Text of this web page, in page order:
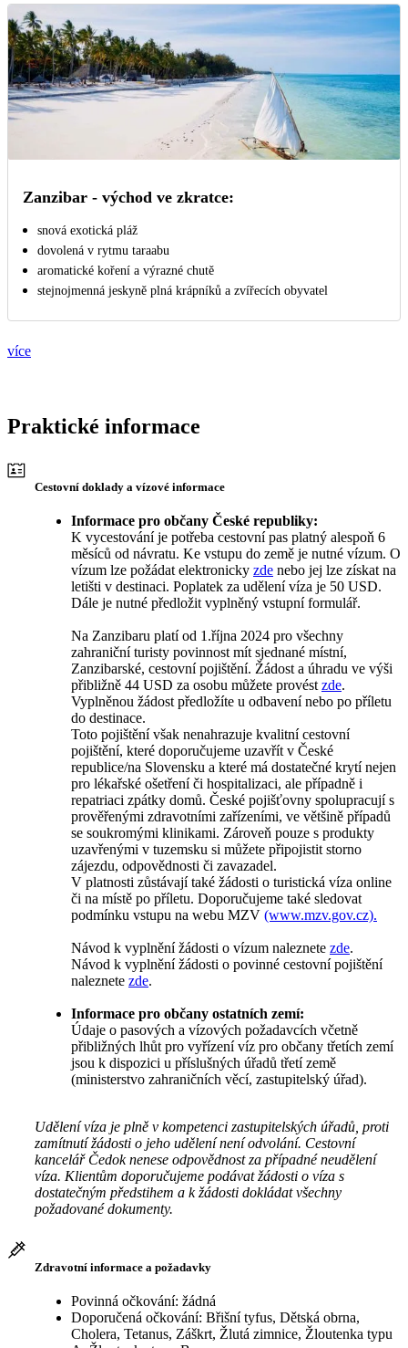
Zanzibar - východ ve zkratce:
snová exotická pláž
dovolená v rytmu taraabu
aromatické koření a výrazné chutě
stejnojmenná jeskyně plná krápníků a zvířecích obyvatel
více
Praktické informace
Cestovní doklady a vízové informace
Informace pro občany České republiky:
K vycestování je potřeba cestovní pas platný alespoň 6
měsíců od návratu. Ke vstupu do země je nutné vízum. O
vízum lze požádat elektronicky zde nebo jej lze získat na
letišti v destinaci. Poplatek za udělení víza je 50 USD.
Dále je nutné předložit vyplněný vstupní formulář.
Na Zanzibaru platí od 1.října 2024 pro všechny
zahraniční turisty povinnost mít sjednané místní,
Zanzibarské, cestovní pojištění. Žádost a úhradu ve výši
přibližně 44 USD za osobu můžete provést zde.
Vyplněnou žádost předložíte u odbavení nebo po příletu
do destinace.
Toto pojištění však nenahrazuje kvalitní cestovní
pojištění, které doporučujeme uzavřít v České
republice/na Slovensku a které má dostatečné krytí nejen
pro lékařské ošetření či hospitalizaci, ale případně i
repatriaci zpátky domů. České pojišťovny spolupracují s
prověřenými zdravotními zařízeními, ve většině případů
se soukromými klinikami. Zároveň pouze s produkty
uzavřenými v tuzemsku si můžete připojistit storno
zájezdu, odpovědnosti či zavazadel.
V platnosti zůstávají také žádosti o turistická víza online
či na místě po příletu. Doporučujeme také sledovat
podmínku vstupu na webu MZV (www.mzv.gov.cz).
Návod k vyplnění žádosti o vízum naleznete zde.
Návod k vyplnění žádosti o povinné cestovní pojištění
naleznete zde.
Informace pro občany ostatních zemí:
Údaje o pasových a vízových požadavcích včetně
přibližných lhůt pro vyřízení víz pro občany třetích zemí
jsou k dispozici u příslušných úřadů třetí země
(ministerstvo zahraničních věcí, zastupitelský úřad).
Udělení víza je plně v kompetenci zastupitelských úřadů, proti
zamítnutí žádosti o jeho udělení není odvolání. Cestovní
kancelář Čedok nenese odpovědnost za případné neudělení
víza. Klientům doporučujeme podávat žádosti o víza s
dostatečným předstihem a k žádosti dokládat všechny
požadované dokumenty.
Zdravotní informace a požadavky
Povinná očkování: žádná
Doporučená očkování: Břišní tyfus, Dětská obrna,
Cholera, Tetanus, Záškrt, Žlutá zimnice, Žloutenka typu